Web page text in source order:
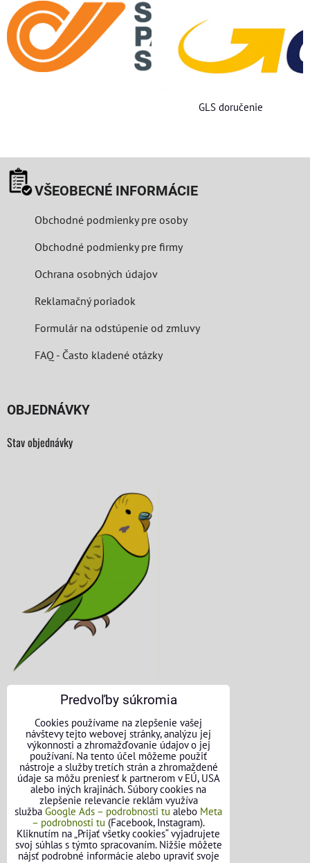
GLS doručenie
VŠEOBECNÉ INFORMÁCIE
Obchodné podmienky pre osoby
Obchodné podmienky pre firmy
Ochrana osobných údajov
Reklamačný poriadok
Formulár na odstúpenie od zmluvy
FAQ - Často kladené otázky
OBJEDNÁVKY
Stav objednávky
KONTAKTNÉ ÚDAJE
O nás
Kontakt
Požičovňa náradia
Názory našich zákazníkov
Mapa stránok
Predvoľby súkromia
Cookies používame na zlepšenie vašej
návštevy tejto webovej stránky, analýzu jej
výkonnosti a zhromažďovanie údajov o jej
používaní. Na tento účel môžeme použiť
nástroje a služby tretích strán a zhromaždené
údaje sa môžu preniesť k partnerom v EÚ, USA
alebo iných krajinách. Súbory cookies na
zlepšenie relevancie reklám využíva
služba Google Ads – podrobnosti tu alebo Meta
– podrobnosti tu (Facebook, Instagram).
Kliknutím na „Prijať všetky cookies“ vyjadrujete
svoj súhlas s týmto spracovaním. Nižšie môžete
nájsť podrobné informácie alebo upraviť svoje